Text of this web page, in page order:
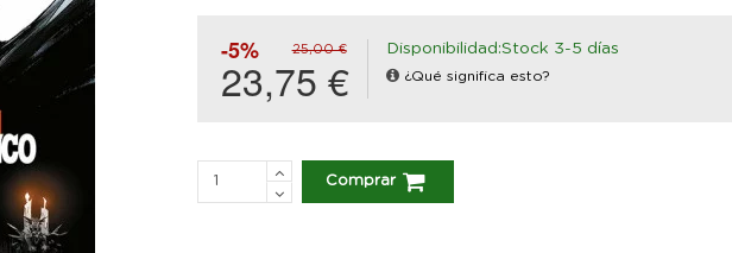
-5% 25,00 €
23,75 €
Disponibilidad:Stock 3-5 días
¿Qué significa esto?
Comprar